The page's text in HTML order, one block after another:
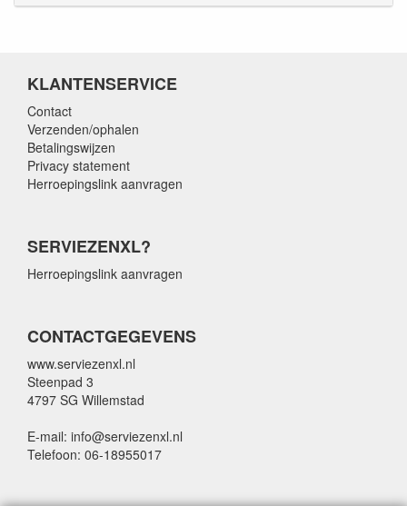
KLANTENSERVICE
Contact
Verzenden/ophalen
Betalingswijzen
Privacy statement
Herroepingslink aanvragen
SERVIEZENXL?
Herroepingslink aanvragen
CONTACTGEGEVENS
www.serviezenxl.nl
Steenpad 3
4797 SG Willemstad
E-mail: info@serviezenxl.nl
Telefoon: 06-18955017